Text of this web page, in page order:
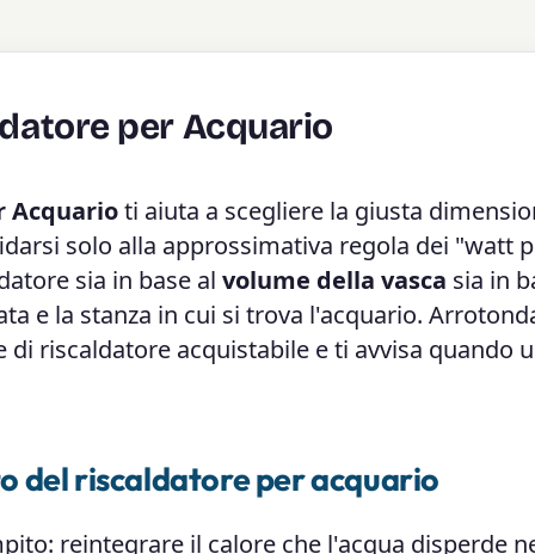
per Acquario
Acquarioti aiuta a scegliere la giusta
solo alla approssimativa regola dei "watt
sia in base al volume della vasca sia in
e la stanza in cui si trova l'acquario.
riscaldatore acquistabile e ti avvisa quando
del riscaldatore per acquario
reintegrare il calore che l'acqua disperde